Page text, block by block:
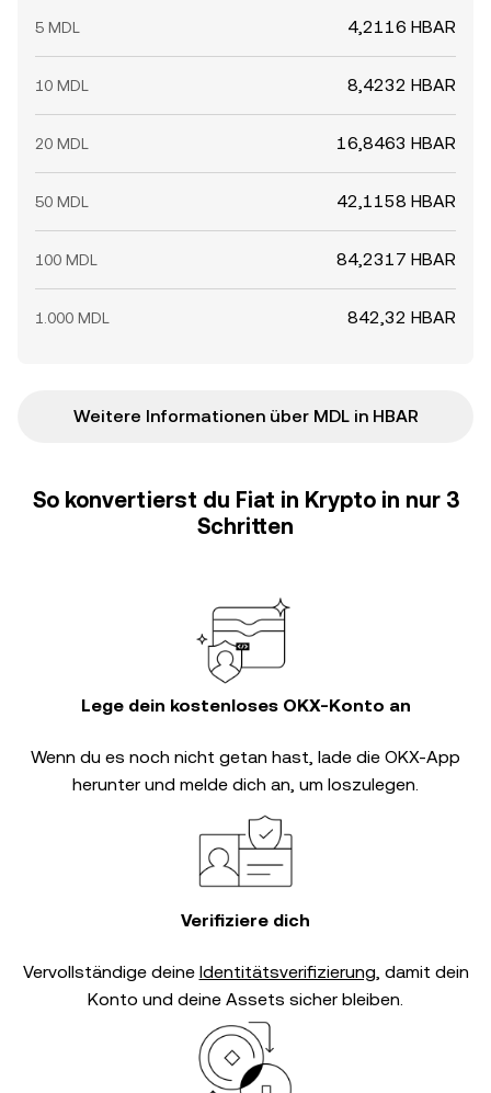
5 MDL 4,2116 HBAR
10 MDL 8,4232 HBAR
20 MDL 16,8463 HBAR
50 MDL 42,1158 HBAR
100 MDL 84,2317 HBAR
1.000 MDL 842,32 HBAR
Weitere Informationen über MDL in HBAR
So konvertierst du Fiat in Krypto in nur 3
Schritten
Lege dein kostenloses OKX-Konto an
Wenn du es noch nicht getan hast, lade die OKX-App
herunter und melde dich an, um loszulegen.
Verifiziere dich
Vervollständige deine Identitätsverifizierung, damit dein
Konto und deine Assets sicher bleiben.